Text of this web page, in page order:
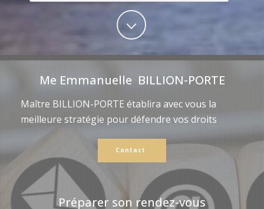
Me Emmanuelle BILLION-PORTE
Maître BILLION-PORTE établira avec vous la
meilleure stratégie pour défendre vos droits
Contact
Préparer son rendez-vous